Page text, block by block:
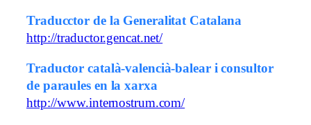
Traducctor de la Generalitat Catalana
http://traductor.gencat.net/
Traductor català-valencià-balear i consultor
de paraules en la xarxa
http://www.internostrum.com/